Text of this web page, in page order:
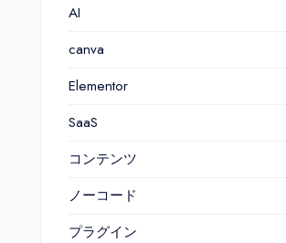
AI
canva
Elementor
SaaS
コンテンツ
ノーコード
プラグイン